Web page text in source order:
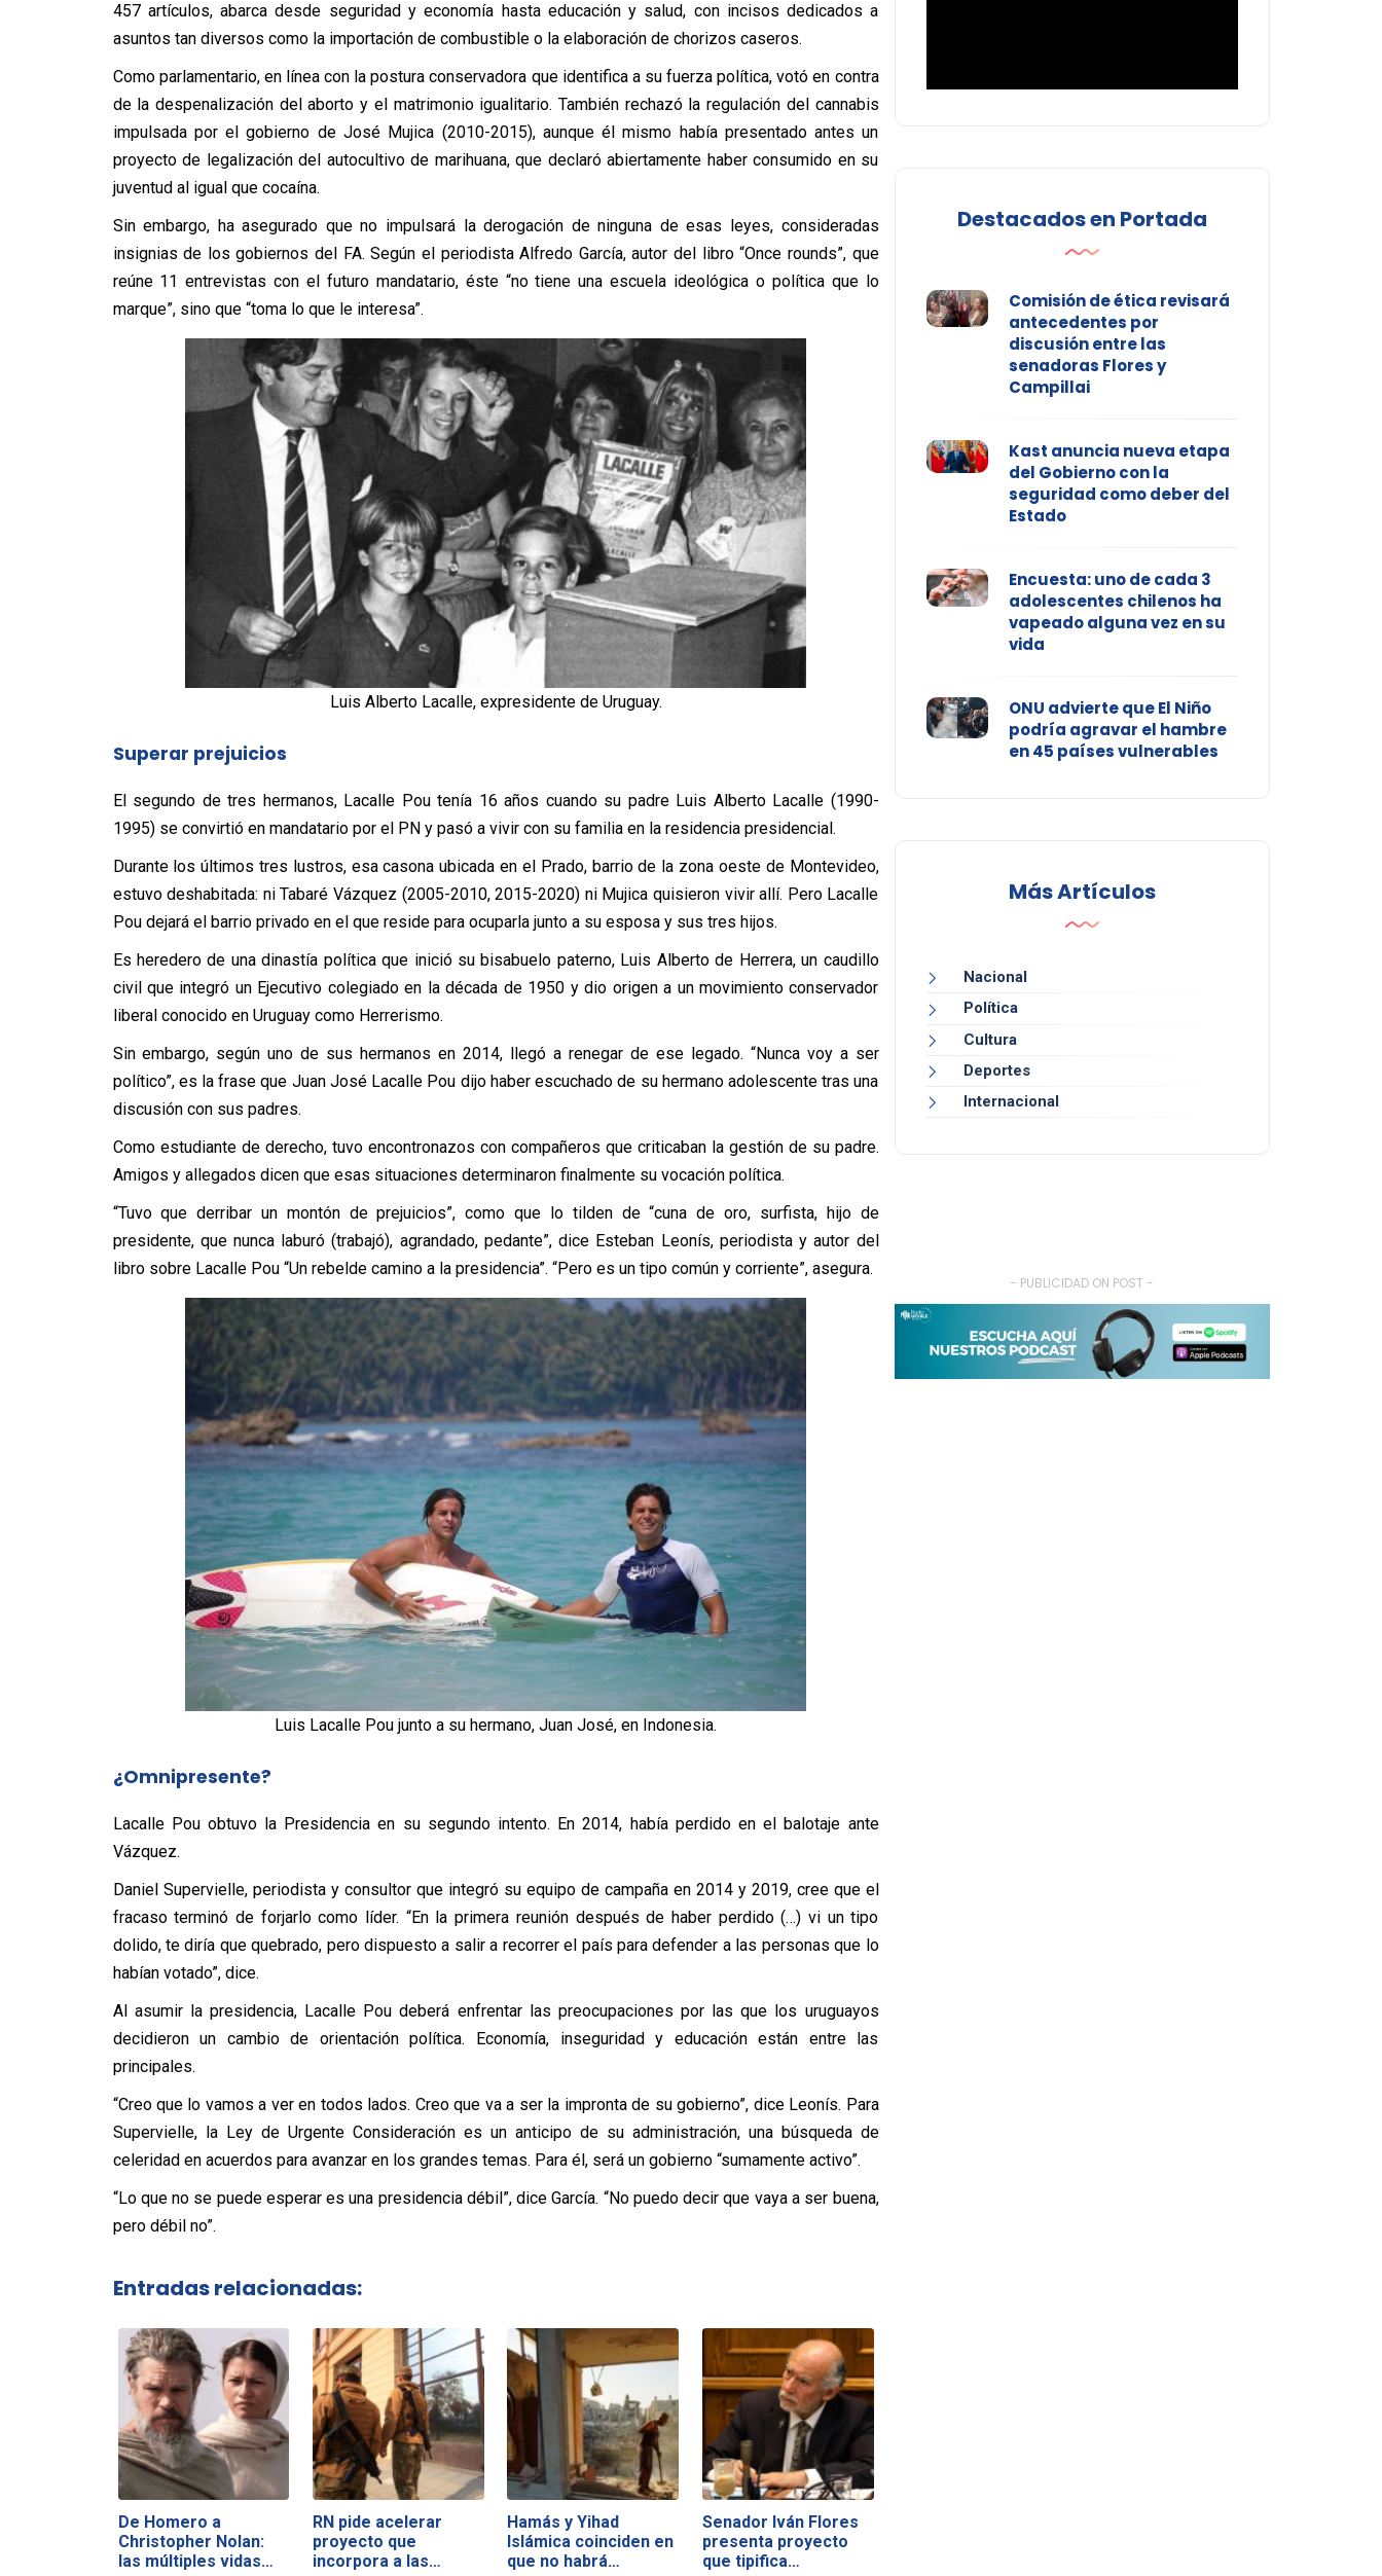
457 artículos, abarca desde seguridad y economía hasta educación y salud, con incisos dedicados a
asuntos tan diversos como la importación de combustible o la elaboración de chorizos caseros.
Como parlamentario, en línea con la postura conservadora que identifica a su fuerza política, votó en contra
de la despenalización del aborto y el matrimonio igualitario. También rechazó la regulación del cannabis
impulsada por el gobierno de José Mujica (2010-2015), aunque él mismo había presentado antes un
proyecto de legalización del autocultivo de marihuana, que declaró abiertamente haber consumido en su
juventud al igual que cocaína.
Sin embargo, ha asegurado que no impulsará la derogación de ninguna de esas leyes, consideradas
insignias de los gobiernos del FA. Según el periodista Alfredo García, autor del libro “Once rounds”, que
reúne 11 entrevistas con el futuro mandatario, éste “no tiene una escuela ideológica o política que lo
marque”, sino que “toma lo que le interesa”.
Luis Alberto Lacalle, expresidente de Uruguay.
Superar prejuicios
El segundo de tres hermanos, Lacalle Pou tenía 16 años cuando su padre Luis Alberto Lacalle (1990-
1995) se convirtió en mandatario por el PN y pasó a vivir con su familia en la residencia presidencial.
Durante los últimos tres lustros, esa casona ubicada en el Prado, barrio de la zona oeste de Montevideo,
estuvo deshabitada: ni Tabaré Vázquez (2005-2010, 2015-2020) ni Mujica quisieron vivir allí. Pero Lacalle
Pou dejará el barrio privado en el que reside para ocuparla junto a su esposa y sus tres hijos.
Es heredero de una dinastía política que inició su bisabuelo paterno, Luis Alberto de Herrera, un caudillo
civil que integró un Ejecutivo colegiado en la década de 1950 y dio origen a un movimiento conservador
liberal conocido en Uruguay como Herrerismo.
Sin embargo, según uno de sus hermanos en 2014, llegó a renegar de ese legado. “Nunca voy a ser
político”, es la frase que Juan José Lacalle Pou dijo haber escuchado de su hermano adolescente tras una
discusión con sus padres.
Como estudiante de derecho, tuvo encontronazos con compañeros que criticaban la gestión de su padre.
Amigos y allegados dicen que esas situaciones determinaron finalmente su vocación política.
“Tuvo que derribar un montón de prejuicios”, como que lo tilden de “cuna de oro, surfista, hijo de
presidente, que nunca laburó (trabajó), agrandado, pedante”, dice Esteban Leonís, periodista y autor del
libro sobre Lacalle Pou “Un rebelde camino a la presidencia”. “Pero es un tipo común y corriente”, asegura.
Luis Lacalle Pou junto a su hermano, Juan José, en Indonesia.
¿Omnipresente?
Lacalle Pou obtuvo la Presidencia en su segundo intento. En 2014, había perdido en el balotaje ante
Vázquez.
Daniel Supervielle, periodista y consultor que integró su equipo de campaña en 2014 y 2019, cree que el
fracaso terminó de forjarlo como líder. “En la primera reunión después de haber perdido (…) vi un tipo
dolido, te diría que quebrado, pero dispuesto a salir a recorrer el país para defender a las personas que lo
habían votado”, dice.
Al asumir la presidencia, Lacalle Pou deberá enfrentar las preocupaciones por las que los uruguayos
decidieron un cambio de orientación política. Economía, inseguridad y educación están entre las
principales.
“Creo que lo vamos a ver en todos lados. Creo que va a ser la impronta de su gobierno”, dice Leonís. Para
Supervielle, la Ley de Urgente Consideración es un anticipo de su administración, una búsqueda de
celeridad en acuerdos para avanzar en los grandes temas. Para él, será un gobierno “sumamente activo”.
“Lo que no se puede esperar es una presidencia débil”, dice García. “No puedo decir que vaya a ser buena,
pero débil no”.
Entradas relacionadas:
De Homero a
Christopher Nolan:
las múltiples vidas…
RN pide acelerar
proyecto que
incorpora a las…
Hamás y Yihad
Islámica coinciden en
que no habrá…
Senador Iván Flores
presenta proyecto
que tipifica…
Destacados en Portada
Comisión de ética revisará
antecedentes por
discusión entre las
senadoras Flores y
Campillai
Kast anuncia nueva etapa
del Gobierno con la
seguridad como deber del
Estado
Encuesta: uno de cada 3
adolescentes chilenos ha
vapeado alguna vez en su
vida
ONU advierte que El Niño
podría agravar el hambre
en 45 países vulnerables
Más Artículos
Nacional
Política
Cultura
Deportes
Internacional
- PUBLICIDAD ON POST -